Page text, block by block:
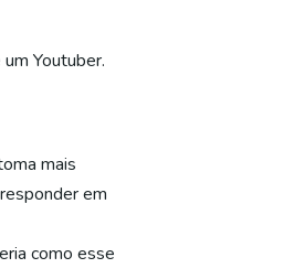
Youtuber.
mais
em
como esse